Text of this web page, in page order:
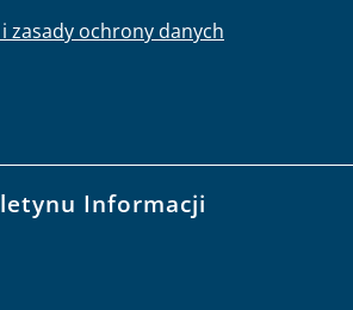
zasady ochrony danych
Informacji